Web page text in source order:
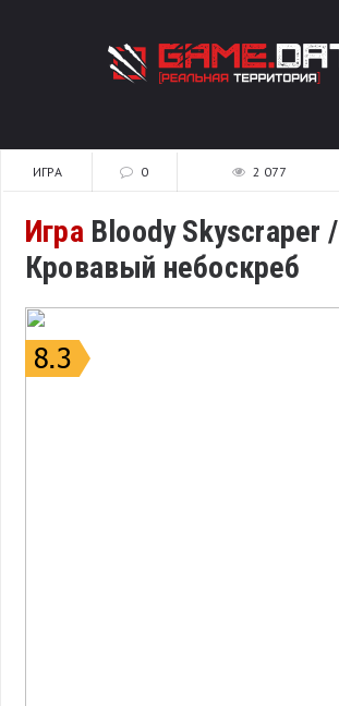
ИГРА 0 2 077
ИграBloody Skyscraper /
Кровавый небоскреб